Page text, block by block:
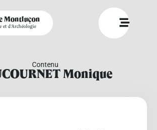
Montluçon
et d'Archéologie
Contenu
Monique